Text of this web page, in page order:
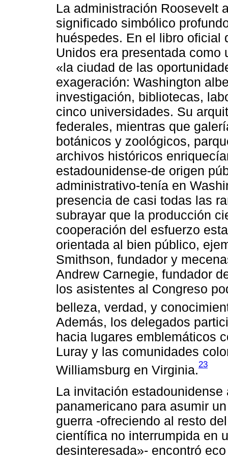
La administración Roosevelt
significado simbólico
huéspedes. En el libro oficial
Unidos era presentada
«la ciudad de las
exageración: Washington
investigación, bibliotecas,
cinco universidades. Su
federales, mientras que
botánicos y zoológicos,
archivos históricos
estadounidense-de origen
administrativo-tenía en
presencia de casi todas las
subrayar que la producción
cooperación del esfuerzo
orientada al bien público,
Smithson, fundador y
Andrew Carnegie, fundador
los asistentes al Congreso
belleza, verdad, y
Además, los delegados
hacia lugares emblemáticos
Luray y las comunidades
Williamsburg en Virginia.23
La invitación
panamericano para asumir
guerra -ofreciendo al resto
científica no interrumpida en
desinteresada»- encontró